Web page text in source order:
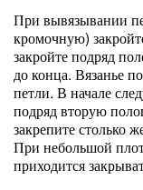
При вывязывании
кромочную)
закройте подряд
до конца. Вязанье
петли. В начале
подряд вторую
закрепите столько
При небольшой
приходится